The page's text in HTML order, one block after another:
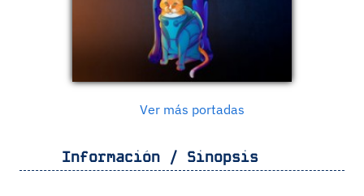
Ver más portadas
Información / Sinopsis